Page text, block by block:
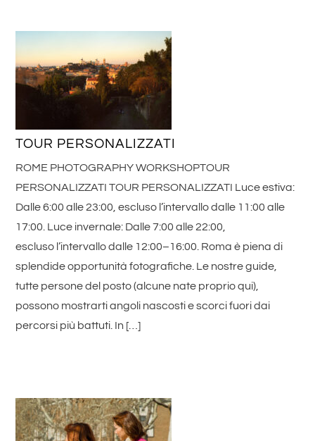
TOUR PERSONALIZZATI
ROME PHOTOGRAPHY WORKSHOPTOUR
PERSONALIZZATI TOUR PERSONALIZZATI Luce estiva:
Dalle 6:00 alle 23:00, escluso l’intervallo dalle 11:00 alle
17:00. Luce invernale: Dalle 7:00 alle 22:00,
escluso l’intervallo dalle 12:00–16:00. Roma è piena di
splendide opportunità fotografiche. Le nostre guide,
tutte persone del posto (alcune nate proprio qui),
possono mostrarti angoli nascosti e scorci fuori dai
percorsi più battuti. In […]